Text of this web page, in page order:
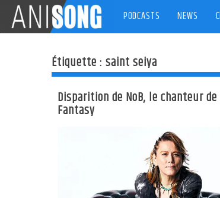
content
PODCASTS NEWS
Étiquette : saint seiya
Disparition de NoB, le chanteur
Fantasy